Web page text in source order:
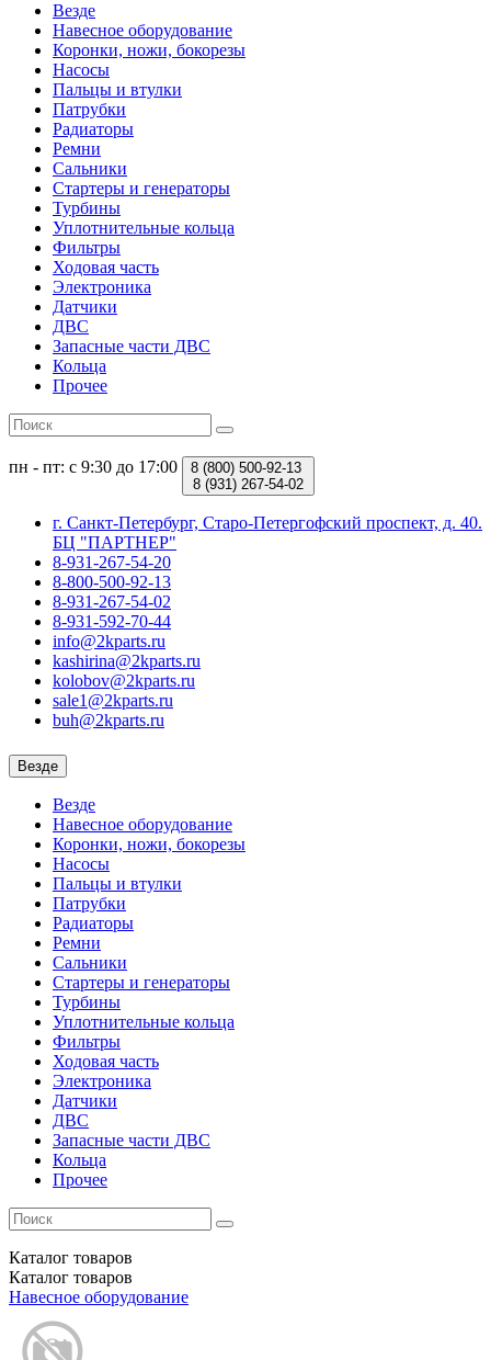
Везде
Навесное оборудование
Коронки, ножи, бокорезы
Насосы
Пальцы и втулки
Патрубки
Радиаторы
Ремни
Сальники
Стартеры и генераторы
Турбины
Уплотнительные кольца
Фильтры
Ходовая часть
Электроника
Датчики
ДВС
Запасные части ДВС
Кольца
Прочее
пн - пт: с 9:30 до 17:00 8 (800) 500-92-13
8 (931) 267-54-02
г. Санкт-Петербург, Старо-Петергофский проспект, д. 40.
БЦ "ПАРТНЕР"
8-931-267-54-20
8-800-500-92-13
8-931-267-54-02
8-931-592-70-44
info@2kparts.ru
kashirina@2kparts.ru
kolobov@2kparts.ru
sale1@2kparts.ru
buh@2kparts.ru
Везде
Везде
Навесное оборудование
Коронки, ножи, бокорезы
Насосы
Пальцы и втулки
Патрубки
Радиаторы
Ремни
Сальники
Стартеры и генераторы
Турбины
Уплотнительные кольца
Фильтры
Ходовая часть
Электроника
Датчики
ДВС
Запасные части ДВС
Кольца
Прочее
Каталог товаров
Каталог товаров
Навесное оборудование